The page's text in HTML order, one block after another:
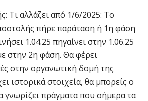
Τι αλλάζει από 1/6/2025: Το
πήρε παράταση ή 1η φάση
1.04.25 πηγαίνει στην 1.06.25
στην 2η φάση. Θα φέρει
στην οργανωτική δομή της
ιστορικά στοιχεία, θα μπορείς ο
γνωρίζει πράγματα που σήμερα τα